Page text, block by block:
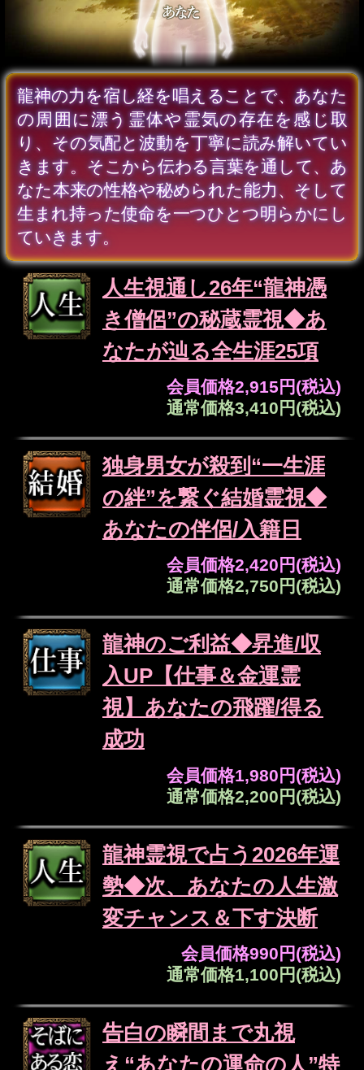
龍神宿し2人の思念を受け取る
周囲の霊体が伝える宿縁
祈りを捧げる中で、2人を取り巻く霊体や漂
う霊気の気配が、次第に鮮明に視えてきま
す。そこにはそれぞれに深く結ばれた宿縁
の流れがあり、あなたとあの人を結びつけ
てきた意味が、言葉として静かに浮かび上
がってきます。読み解きながら、あなたと
丁寧に紐解き、お伝えしていきます。
恋成就の神髄/永遠の愛
誓う【2人の宿縁霊視32
項】現状/転機/最終結末
会員価格3,135円(税込)
通常価格3,630円(税込)
全バレ不可避※心の奥ま
で視破る恋霊視20項◆あ
の人の欲望/嫉妬/愛情
会員価格 2,530円(税込)
通常価格2,860円(税込)
真剣不倫◆心して受け止
めて【愛の真実を暴く霊
視22項】あの人の決断
会員価格2,640円(税込)
募る想い報われる【積年
片想い⇒卒業霊視】2人
の絆/恋進展/最終結論
1,870円(税込)
通常価格2,090円(税込)
超過激※身体疼くエロ描
写【淫らな官能霊視】2
人のSEX相性/交わる夜